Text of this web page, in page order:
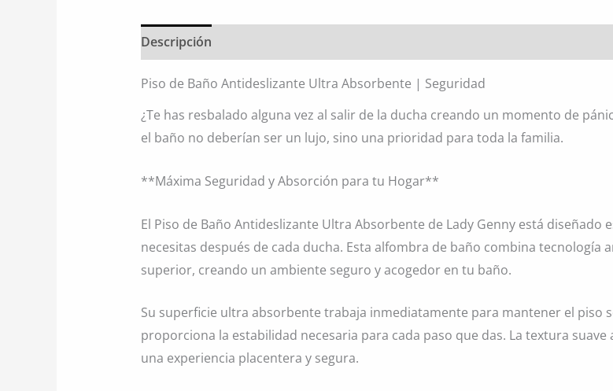
Descripción
Piso de Baño Antideslizante Ultra Absorbente | Seguridad
¿Te has resbalado alguna vez al salir de la ducha creando un momento de
el baño no deberían ser un lujo, sino una prioridad para toda la familia.
**Máxima Seguridad y Absorción para tu Hogar**
El Piso de Baño Antideslizante Ultra Absorbente de Lady Genny está
necesitas después de cada ducha. Esta alfombra de baño combina tecnología
superior, creando un ambiente seguro y acogedor en tu baño.
Su superficie ultra absorbente trabaja inmediatamente para mantener el piso
proporciona la estabilidad necesaria para cada paso que das. La textura
una experiencia placentera y segura.